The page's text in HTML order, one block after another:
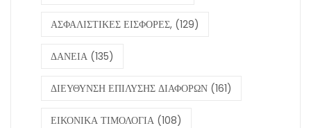
ΑΣΦΑΛΙΣΤΙΚΕΣ ΕΙΣΦΟΡΕΣ, (129)
ΔΑΝΕΙΑ (135)
ΔΙΕΥΘΥΝΣΗ ΕΠΙΛΥΣΗΣ ΔΙΑΦΟΡΩΝ (161)
ΕΙΚΟΝΙΚΑ ΤΙΜΟΛΟΓΙΑ (108)